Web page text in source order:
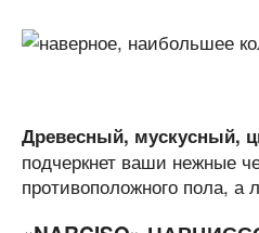
Древесный, мускусный,
подчеркнет ваши нежные
противоположного пола,